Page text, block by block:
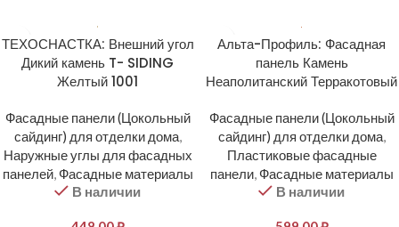
ТЕХОСНАСТКА: Внешний угол
Дикий камень T- SIDING
Желтый 1001
Фасадные панели (Цокольный
сайдинг) для отделки дома,
Наружные углы для фасадных
панелей, Фасадные материалы
В наличии
Альта-Профиль: Фасадная
панель Камень
Неаполитанский Терракотовый
Фасадные панели (Цокольный
сайдинг) для отделки дома,
Пластиковые фасадные
панели, Фасадные материалы
В наличии